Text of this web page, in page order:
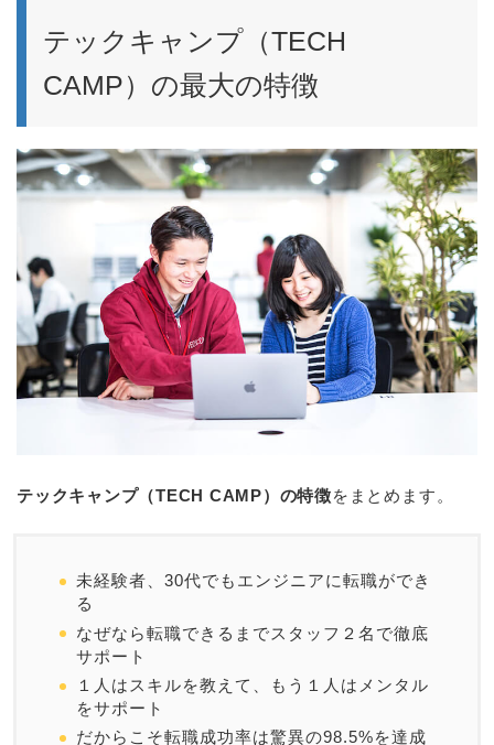
テックキャンプ（TECH
CAMP）の最大の特徴
テックキャンプ（TECH CAMP）の特徴をまとめます。
未経験者、30代でもエンジニアに転職ができ
る
なぜなら転職できるまでスタッフ２名で徹底
サポート
１人はスキルを教えて、もう１人はメンタル
をサポート
だからこそ転職成功率は驚異の98.5%を達成